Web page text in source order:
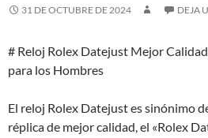
31 DE OCTUBRE DE 2024 DEJA
# Reloj Rolex Datejust Mejor
para los Hombres
El reloj Rolex Datejust es sinónimo
réplica de mejor calidad, el «Rolex